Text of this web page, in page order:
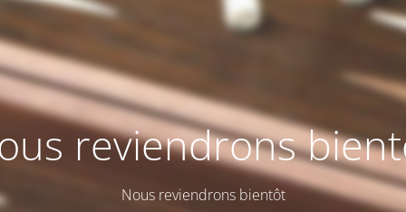
reviendrons
Nous reviendrons bientôt